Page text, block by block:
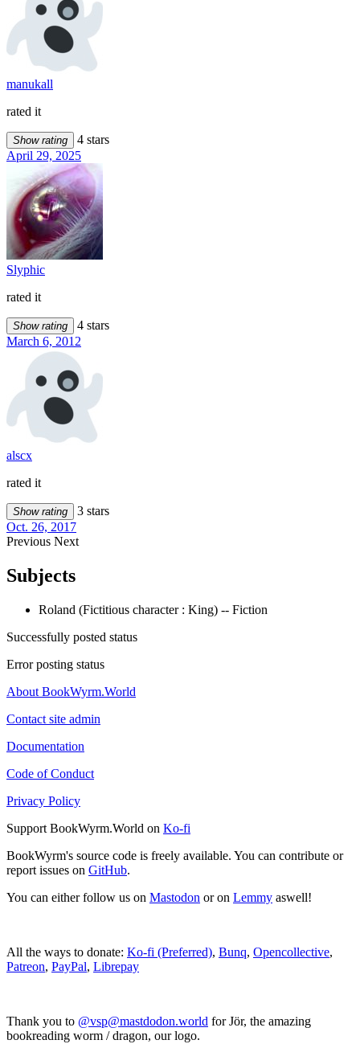
manukall
rated it
Show rating
4 stars
April 29, 2025
Slyphic
rated it
Show rating
4 stars
March 6, 2012
alscx
rated it
Show rating
3 stars
Oct. 26, 2017
Previous Next
Subjects
Roland (Fictitious character : King) -- Fiction
Successfully posted status
Error posting status
About BookWyrm.World
Contact site admin
Documentation
Code of Conduct
Privacy Policy
Support BookWyrm.World on Ko-fi
BookWyrm's source code is freely available. You can contribute or
report issues on GitHub.
You can either follow us on Mastodon or on Lemmy aswell!
All the ways to donate: Ko-fi (Preferred), Bunq, Opencollective,
Patreon, PayPal, Librepay
Thank you to @vsp@mastdodon.world for Jör, the amazing
bookreading worm / dragon, our logo.